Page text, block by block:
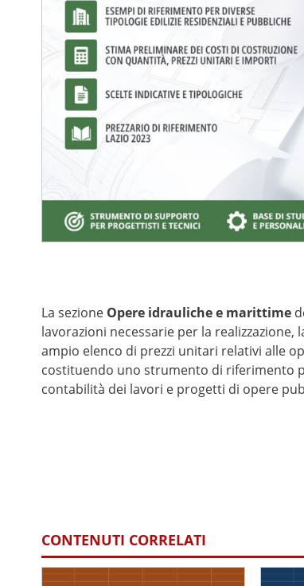
La sezione Opere idrauliche e marittime
lavorazioni necessarie per la
ampio elenco di prezzi unitari relativi alle
costituendo uno strumento di riferimento
contabilità dei lavori e progetti di opere
CONTENUTI CORRELATI